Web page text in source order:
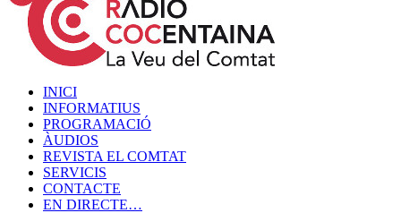
INICI
INFORMATIUS
PROGRAMACIÓ
ÀUDIOS
REVISTA EL COMTAT
SERVICIS
CONTACTE
EN DIRECTE…